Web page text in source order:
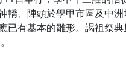
、陣頭於學甲市區及中
有基本的雛形。謁祖祭